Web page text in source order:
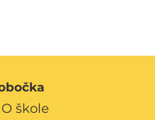
O škole